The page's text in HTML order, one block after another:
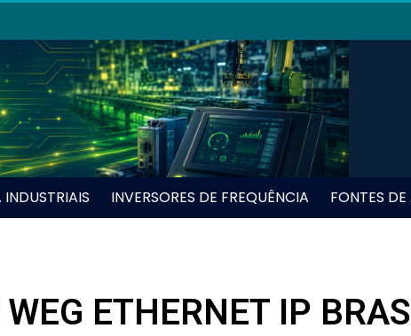
INDUSTRIAIS INVERSORES DE FREQUÊNCIA FONTES
ETHERNET IP